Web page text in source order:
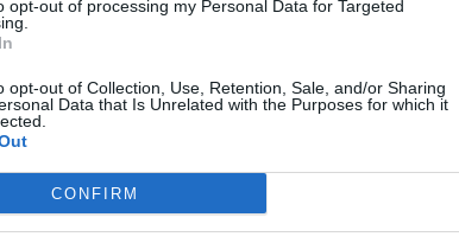
opt-out of processing my Personal Data for Targeted
opt-out of Collection, Use, Retention, Sale, and/or Sharing
Data that Is Unrelated with the Purposes for which it
CONFIRM
Rica:
Реал испрати јасна порака